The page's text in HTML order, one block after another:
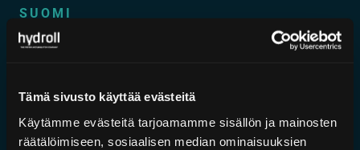
Tämä sivusto käyttää evästeitä
Käytämme evästeitä tarjoamamme sisällön ja mainosten
räätälöimiseen, sosiaalisen median ominaisuuksien
SUOMI
ESPAÑOL
PУССКИЙ ЯЗЫК
DEUTSCH